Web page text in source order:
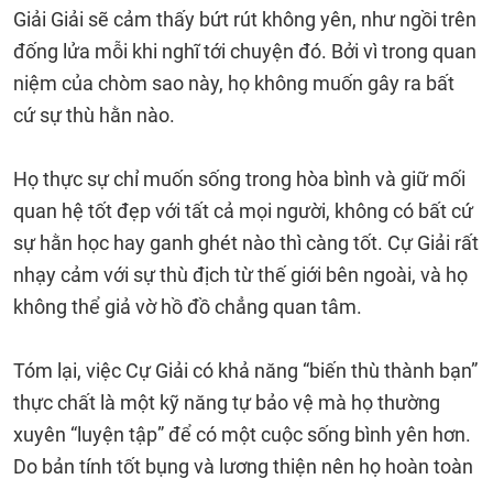
Giải Giải sẽ cảm thấy bứt rút không yên, như ngồi trên
đống lửa mỗi khi nghĩ tới chuyện đó. Bởi vì trong quan
niệm của chòm sao này, họ không muốn gây ra bất
cứ sự thù hằn nào.
Họ thực sự chỉ muốn sống trong hòa bình và giữ mối
quan hệ tốt đẹp với tất cả mọi người, không có bất cứ
sự hằn học hay ganh ghét nào thì càng tốt. Cự Giải rất
nhạy cảm với sự thù địch từ thế giới bên ngoài, và họ
không thể giả vờ hồ đồ chẳng quan tâm.
Tóm lại, việc Cự Giải có khả năng “biến thù thành bạn”
thực chất là một kỹ năng tự bảo vệ mà họ thường
xuyên “luyện tập” để có một cuộc sống bình yên hơn.
Do bản tính tốt bụng và lương thiện nên họ hoàn toàn